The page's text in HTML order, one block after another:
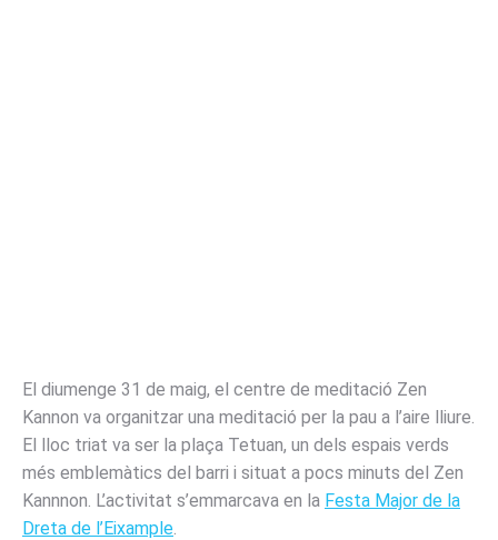
El diumenge 31 de maig, el centre de meditació Zen
Kannon va organitzar una meditació per la pau a l’aire lliure.
El lloc triat va ser la plaça Tetuan, un dels espais verds
més emblemàtics del barri i situat a pocs minuts del Zen
Kannnon. L’activitat s’emmarcava en la Festa Major de la
Dreta de l’Eixample.